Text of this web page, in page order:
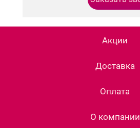
Акции
Доставка
Оплата
О компании